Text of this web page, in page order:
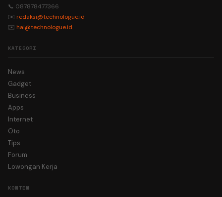
📞 087878477366
✉️ redaksi@technologue.id
✉️ hai@technologue.id
KATEGORI
News
Gadget
Business
Apps
Internet
Oto
Tips
Forum
Lowongan Kerja
KONTEN